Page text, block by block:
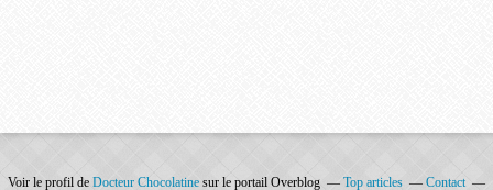
Voir le profil de Docteur Chocolatine sur le portail Overblog Top articles Contact